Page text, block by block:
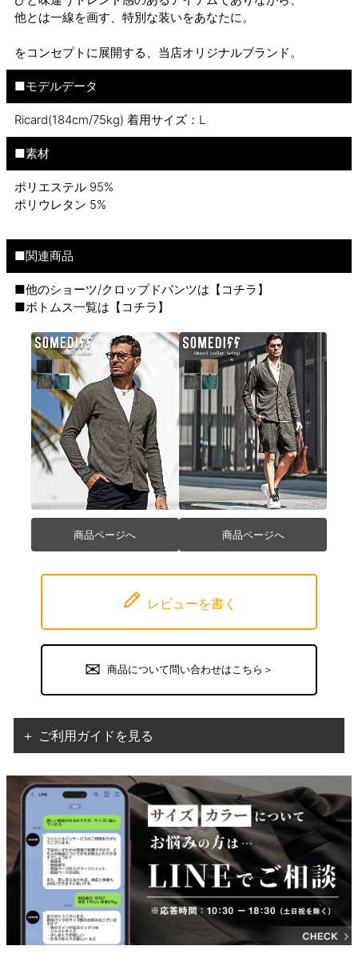
他とは一線を画す、特別な装いをあなたに。
をコンセプトに展開する、当店オリジナルブランド。
■モデルデータ
Ricard(184cm/75kg) 着用サイズ：L
■素材
ポリエステル 95%
ポリウレタン 5%
■関連商品
■他のショーツ/クロップドパンツは【 コチラ 】
■ボトムス一覧は【 コチラ 】
商品ページへ 商品ページへ
レビューを書く
商品について問い合わせはこちら＞
＋ ご利用ガイドを見る